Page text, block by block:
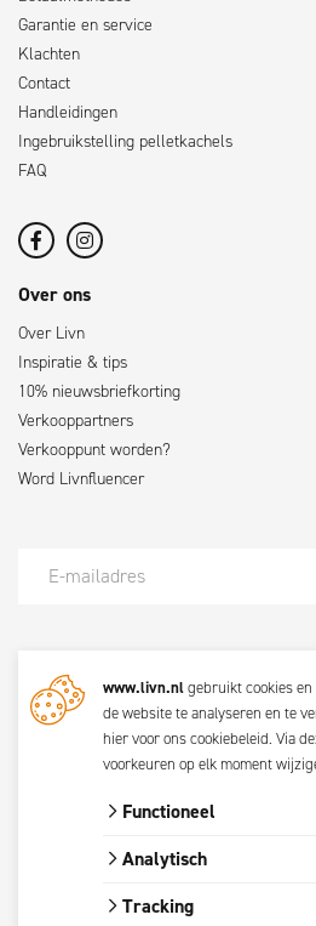
Garantie en service
Klachten
Contact
Handleidingen
Ingebruikstelling pelletkachels
FAQ
Over ons
Over Livn
Inspiratie & tips
10% nieuwsbriefkorting
Verkooppartners
Verkooppunt worden?
Word Livnfluencer
De beste klustips en aanbiedingen
je dan nu in voor de Livn nieuwsbrief. Bij
privacyverklaring.
Alle prijzen zijn
www.livn.nlgebruikt cookies
de website te analyseren en te
hier voor ons cookiebeleid. Via
voorkeuren op elk moment
Functioneel
Analytisch
Tracking